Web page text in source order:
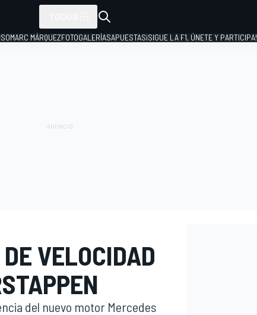
MARC MÁRQUEZFOTOGALERÍASAPUESTAS¡SIGUE LA F1, ÚNETE Y PARTICIPA!
VELOCIDAD
del nuevo motor Mercedes